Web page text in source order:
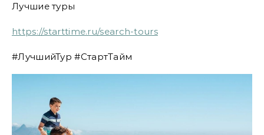
Лучшие туры
https://starttime.ru/search-tours
#ЛучшийТур #СтартТайм